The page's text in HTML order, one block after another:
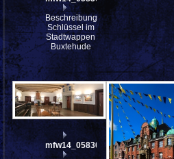
Beschreibung:
Schlüssel im
Stadtwappen
Buxtehude
mfw14_058306st